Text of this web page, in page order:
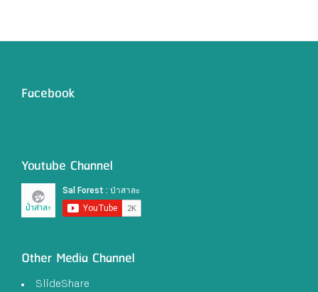
Facebook
Youtube Channel
Other Media Channel
SlideShare